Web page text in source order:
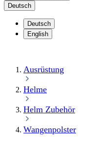
Deutsch
Deutsch
English
Ausrüstung
Helme
Helm Zubehör
Wangenpolster